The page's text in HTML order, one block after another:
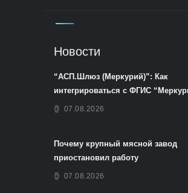
Новости
“АСП.Шлюз (Меркурий)”: Как
интегрироваться с ФГИС
07.08.2026
Почему крупный мясной завод
приостановил работу
07.08.2026